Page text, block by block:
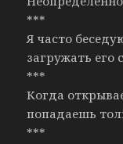
***
Я часто
загружать его
***
Когда
попадаешь
***